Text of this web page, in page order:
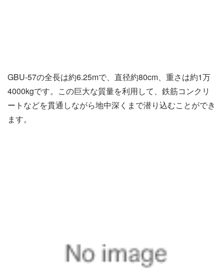
GBU-57の全長は約6.25mで、直径約80cm、重さは約1万
4000kgです。この巨大な質量を利用して、鉄筋コンクリ
ートなどを貫通しながら地中深くまで潜り込むことができ
ます。